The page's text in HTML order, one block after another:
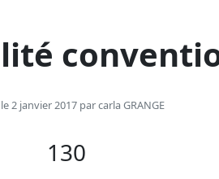
2 janvier 2017 parcarla GRANGE
130